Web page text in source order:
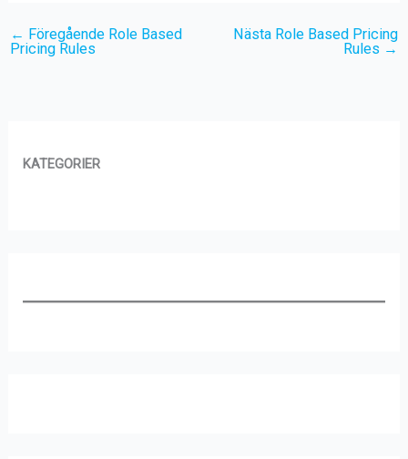
← Föregående Role Based
Pricing Rules
Nästa Role Based Pricing
Rules →
KATEGORIER